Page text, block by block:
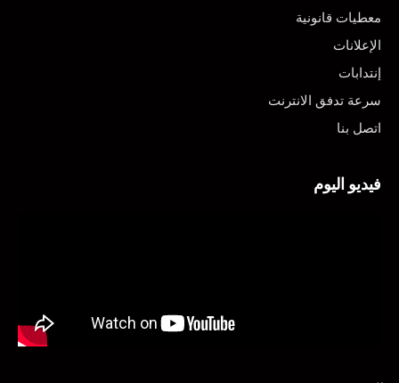
معطيات قانونية
الإعلانات
إنتدابات
سرعة تدفق الانترنت
اتصل بنا
فيديو اليوم